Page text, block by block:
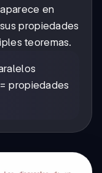
en
propiedades
teoremas.
propiedades